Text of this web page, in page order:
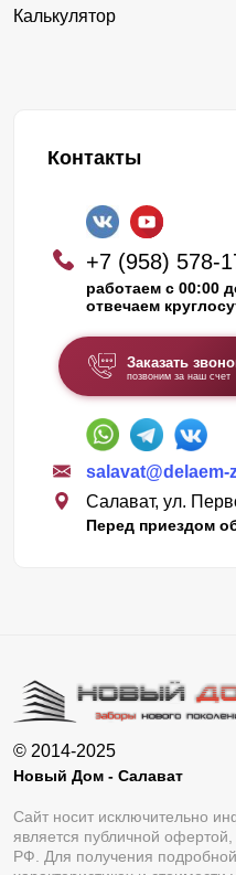
Калькулятор
Контакты
+7 (958) 578-
работаем с 00:00
отвечаем
Заказать
позвоним за наш счет
Салават, ул.
Перед приездом
© 2014-2025
Новый Дом - Салават
Сайт носит исключительно
является публичной
РФ. Для получения